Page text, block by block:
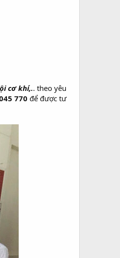
cơ khí,.. theo yêu
770 để được tư